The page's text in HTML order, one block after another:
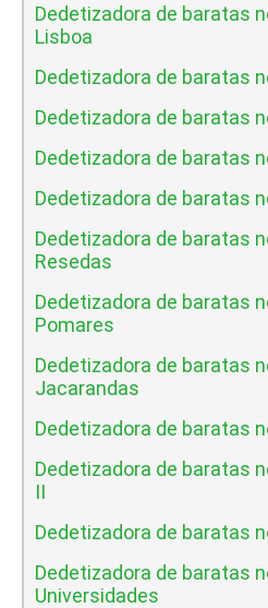
Dedetizadora de baratas
Lisboa
Dedetizadora de baratas
Dedetizadora de baratas
Dedetizadora de baratas
Dedetizadora de baratas
Dedetizadora de baratas
Resedas
Dedetizadora de baratas
Pomares
Dedetizadora de baratas
Jacarandas
Dedetizadora de baratas
Dedetizadora de baratas
II
Dedetizadora de baratas
Dedetizadora de baratas
Universidades